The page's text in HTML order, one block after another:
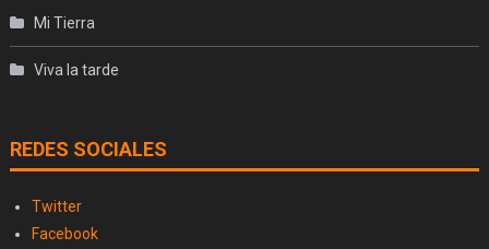
Mi Tierra
Viva la tarde
REDES SOCIALES
Twitter
Facebook